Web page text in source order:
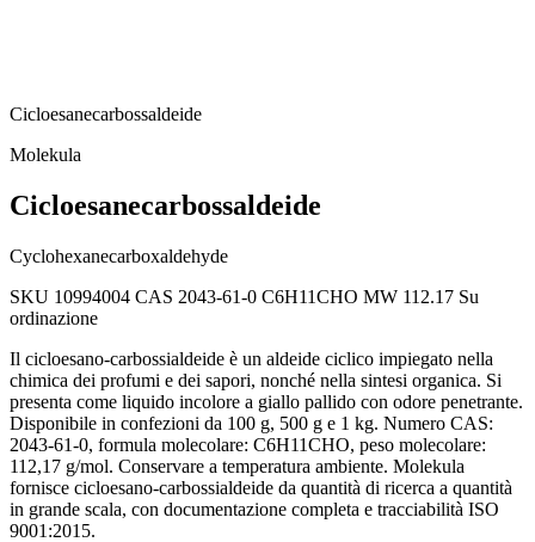
Cicloesanecarbossaldeide
Molekula
Cicloesanecarbossaldeide
Cyclohexanecarboxaldehyde
SKU 10994004 CAS 2043-61-0 C6H11CHO MW 112.17 Su
ordinazione
Il cicloesano-carbossialdeide è un aldeide ciclico impiegato nella
chimica dei profumi e dei sapori, nonché nella sintesi organica. Si
presenta come liquido incolore a giallo pallido con odore penetrante.
Disponibile in confezioni da 100 g, 500 g e 1 kg. Numero CAS:
2043-61-0, formula molecolare: C6H11CHO, peso molecolare:
112,17 g/mol. Conservare a temperatura ambiente. Molekula
fornisce cicloesano-carbossialdeide da quantità di ricerca a quantità
in grande scala, con documentazione completa e tracciabilità ISO
9001:2015.